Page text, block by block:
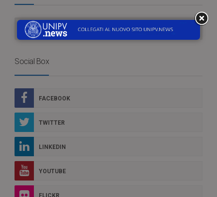
Social Box
FACEBOOK
TWITTER
LINKEDIN
YOUTUBE
FLICKR